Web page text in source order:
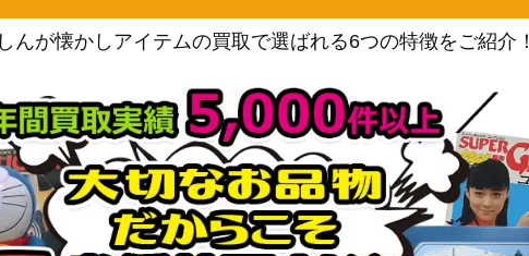
んが懐かしアイテムの買取で選ばれる6つの特徴をご紹介！